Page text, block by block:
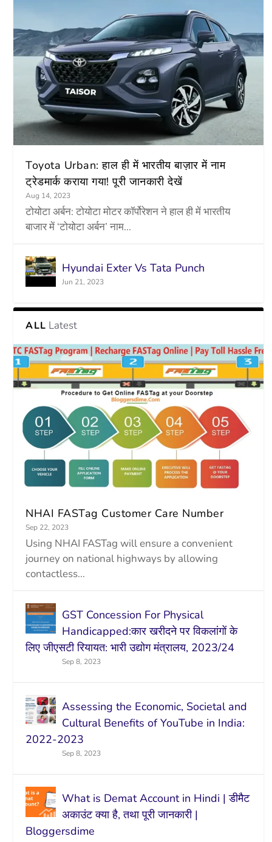
Toyota Urban: हाल ही में भारतीय बाज़ार में नाम
ट्रेडमार्क कराया गया! पूरी जानकारी देखें
Aug 14, 2023
टोयोटा अर्बन: टोयोटा मोटर कॉर्पोरेशन ने हाल ही में भारतीय
बाजार में ‘टोयोटा अर्बन’ नाम...
Hyundai Exter Vs Tata Punch
Jun 21, 2023
ALL Latest
NHAI FASTag Customer Care Number
Sep 22, 2023
Using NHAI FASTag will ensure a convenient
journey on national highways by allowing
contactless...
GST Concession For Physical
Handicapped:कार खरीदने पर विकलांगों के
लिए जीएसटी रियायत: भारी उद्योग मंत्रालय, 2023/24
Sep 8, 2023
Assessing the Economic, Societal and
Cultural Benefits of YouTube in India:
2022-2023
Sep 8, 2023
What is Demat Account in Hindi | डीमैट
अकाउंट क्या है, तथा पूरी जानकारी |
Bloggersdime